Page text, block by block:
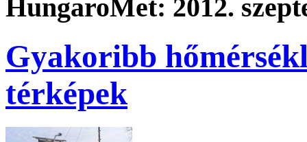
HungaroMet: 2012.
Gyakoribb
térképek